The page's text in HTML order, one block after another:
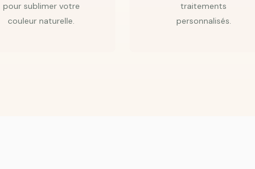
pour sublimer votre
couleur naturelle.
traitements
personnalisés.